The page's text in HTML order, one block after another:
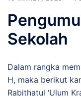
Sekolah
Dalam rangka
H, maka berikut
Rabithatul ‘Ulum